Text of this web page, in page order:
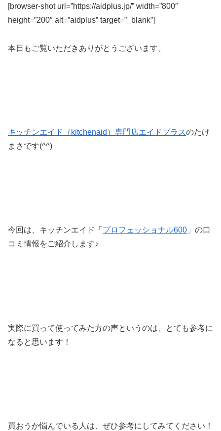
[browser-shot url=”https://aidplus.jp/” width=”800″
height=”200″ alt=”aidplus” target=”_blank”]
本日もご覧いただきありがとうございます。
キッチンエイド（kitchenaid）専門店エイドプラスのたけ
まさです(^^)
今回は、キッチンエイド「 プロフェッショナル600 」の口
コミ情報をご紹介します♪
実際に買って使ってみた方の声というのは、とても参考に
なると思います！
買おうか悩んでいる人は、ぜひ参考にしてみてください！